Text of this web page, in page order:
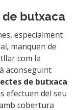
de butxaca
especialment
manquen de
com la
aconseguint
de butxaca.
efectuen del seu
cobertura